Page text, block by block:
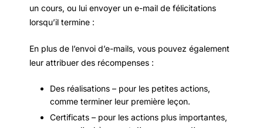
un cours, ou lui envoyer un e-mail de félicitations
lorsqu’il termine :
En plus de l’envoi d’e-mails, vous pouvez également
leur attribuer des récompenses :
Des réalisations – pour les petites actions,
comme terminer leur première leçon.
Certificats – pour les actions plus importantes,